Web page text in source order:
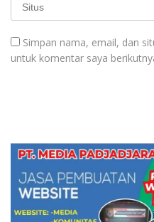
Simpan nama, email, dan
untuk komentar saya